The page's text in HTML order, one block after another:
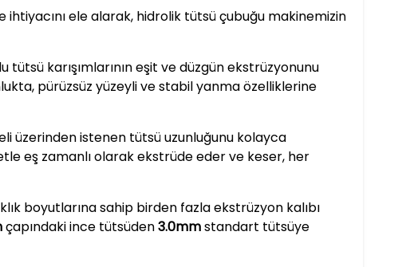
ele alarak, hidrolik tütsü çubuğu makinemizin
karışımlarının eşit ve düzgün ekstrüzyonunu
pürüzsüz yüzeyli ve stabil yanma özelliklerine
üzerinden istenen tütsü uzunluğunu kolayca
eş zamanlı olarak ekstrüde eder ve keser, her
boyutlarına sahip birden fazla ekstrüzyon kalıbı
çapındaki ince tütsüden3.0mmstandart tütsüye